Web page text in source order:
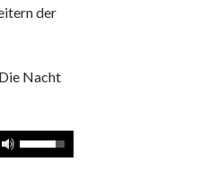
der
Nacht